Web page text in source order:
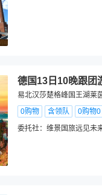
德国13日10晚跟团
易北汉莎楚格峰国王湖莱
0购物
含领队
0购物
委托社： 维景国旅远见未